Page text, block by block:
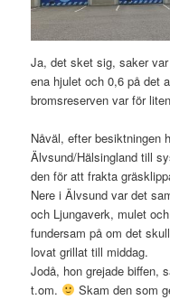
Ja, det sket sig, saker
ena hjulet och 0,6 på det
bromsreserven var för
Nåväl, efter besiktningen
Älvsund/Hälsingland till
den för att frakta
Nere i Älvsund var det
och Ljungaverk, mulet
fundersam på om det
lovat grillat till middag.
Jodå, hon grejade biffen,
t.om.
Skam den som